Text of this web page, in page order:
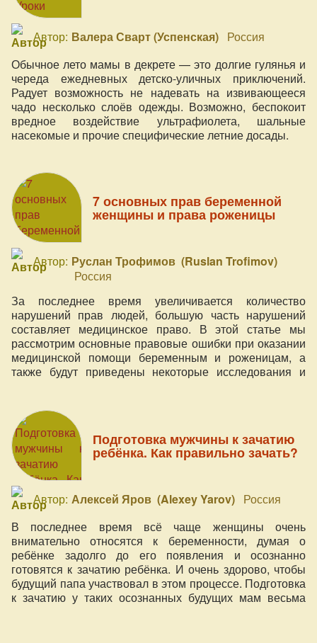
Автор: Валера Сварт (Успенская) Россия
Обычное лето мамы в декрете — это долгие гулянья и
череда ежедневных детско-уличных приключений.
Радует возможность не надевать на извивающееся
чадо несколько слоёв одежды. Возможно, беспокоит
вредное воздействие ультрафиолета, шальные
насекомые и прочие специфические летние досады.
7 основных прав беременной
женщины и права роженицы
Автор: Руслан Трофимов (Ruslan Trofimov)
Россия
За последнее время увеличивается количество
нарушений прав людей, большую часть нарушений
составляет медицинское право. В этой статье мы
рассмотрим основные правовые ошибки при оказании
медицинской помощи беременным и роженицам, а
также будут приведены некоторые исследования и
Подготовка мужчины к зачатию
ребёнка. Как правильно зачать?
Автор: Алексей Яров (Alexey Yarov) Россия
В последнее время всё чаще женщины очень
внимательно относятся к беременности, думая о
ребёнке задолго до его появления и осознанно
готовятся к зачатию ребёнка. И очень здорово, чтобы
будущий папа участвовал в этом процессе. Подготовка
к зачатию у таких осознанных будущих мам весьма